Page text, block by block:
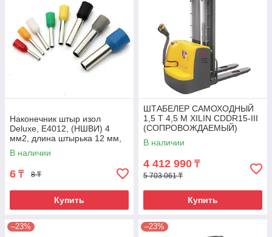
Наконечник штыр изол
Deluxe, Е4012, (НШВИ) 4
мм2, длина штырька 12 мм,
(1000 шт/упак)
В наличии
6 ₸ 8 ₸
Купить
ШТАБЕЛЕР САМОХОДНЫЙ
1,5 Т 4,5 М XILIN CDDR15-III
(СОПРОВОЖДАЕМЫЙ)
В наличии
4 412 990 ₸
5 703 061 ₸
Купить
–23% –23%